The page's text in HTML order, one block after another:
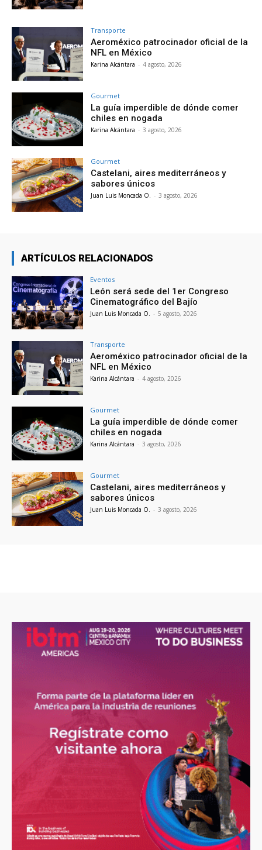
Transporte
Aeroméxico patrocinador oficial de la
NFL en México
Karina Alcántara - 4 agosto, 2026
Gourmet
La guía imperdible de dónde comer
chiles en nogada
Karina Alcántara - 3 agosto, 2026
Gourmet
Castelani, aires mediterráneos y
sabores únicos
Juan Luis Moncada O. - 3 agosto, 2026
ARTÍCULOS RELACIONADOS
Eventos
León será sede del 1er Congreso
Cinematográfico del Bajío
Juan Luis Moncada O. - 5 agosto, 2026
Transporte
Aeroméxico patrocinador oficial de la
NFL en México
Karina Alcántara - 4 agosto, 2026
Gourmet
La guía imperdible de dónde comer
chiles en nogada
Karina Alcántara - 3 agosto, 2026
Gourmet
Castelani, aires mediterráneos y
sabores únicos
Juan Luis Moncada O. - 3 agosto, 2026